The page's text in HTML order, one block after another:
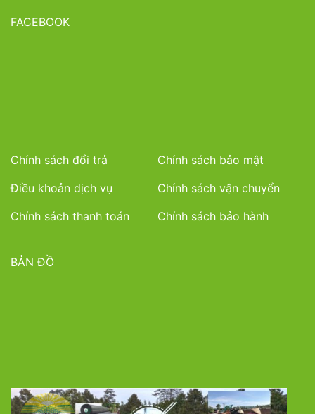
FACEBOOK
Chính sách đổi trả
Chính sách bảo mật
Điều khoản dịch vụ
Chính sách vận chuyển
Chính sách thanh toán
Chính sách bảo hành
BẢN ĐỒ